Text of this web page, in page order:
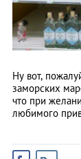
Ну вот,
заморских
что при
любимого